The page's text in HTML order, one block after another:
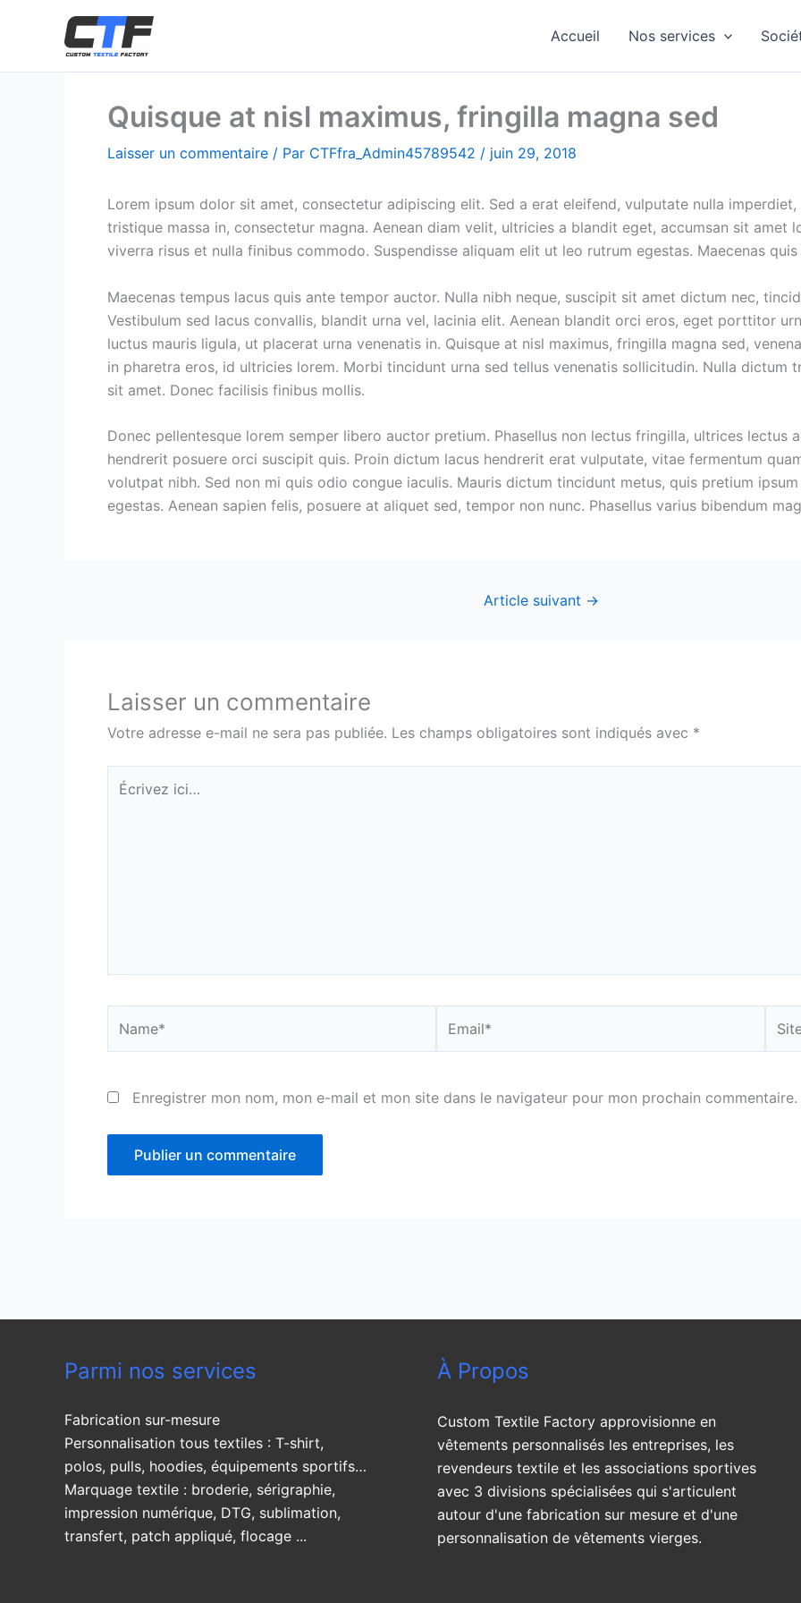
Accueil Nos services
Quisque at nisl maximus, fringilla magna sed
Laisser un commentaire / Par CTFfra_Admin45789542 / juin 29, 2018
Lorem ipsum dolor sit amet, consectetur adipiscing elit. Sed a erat eleifend, vulputate nulla
tristique massa in, consectetur magna. Aenean diam velit, ultricies a blandit eget, accumsan sit amet
viverra risus et nulla finibus commodo. Suspendisse aliquam elit ut leo rutrum egestas. Maecenas
Maecenas tempus lacus quis ante tempor auctor. Nulla nibh neque, suscipit sit amet dictum nec,
Vestibulum sed lacus convallis, blandit urna vel, lacinia elit. Aenean blandit orci eros, eget porttitor
luctus mauris ligula, ut placerat urna venenatis in. Quisque at nisl maximus, fringilla magna sed,
in pharetra eros, id ultricies lorem. Morbi tincidunt urna sed tellus venenatis sollicitudin. Nulla
sit amet. Donec facilisis finibus mollis.
Donec pellentesque lorem semper libero auctor pretium. Phasellus non lectus fringilla, ultrices lectus
hendrerit posuere orci suscipit quis. Proin dictum lacus hendrerit erat vulputate, vitae fermentum
volutpat nibh. Sed non mi quis odio congue iaculis. Mauris dictum tincidunt metus, quis pretium
egestas. Aenean sapien felis, posuere at aliquet sed, tempor non nunc. Phasellus varius bibendum
Article suivant →
Laisser un commentaire
Votre adresse e-mail ne sera pas publiée. Les champs obligatoires sont indiqués avec *
Écrivez
ici…
Enregistrer mon nom, mon e-mail et mon site dans le navigateur pour mon prochain commentaire.
Parmi nos services
Fabrication sur-mesure
Personnalisation tous textiles : T-shirt,
polos, pulls, hoodies, équipements sportifs…
Marquage textile : broderie, sérigraphie,
impression numérique, DTG, sublimation,
transfert, patch appliqué, flocage ...
À Propos
Custom Textile Factory approvisionne en
vêtements personnalisés les entreprises, les
revendeurs textile et les associations sportives
avec 3 divisions spécialisées qui s'articulent
autour d'une fabrication sur mesure et d'une
personnalisation de vêtements vierges.